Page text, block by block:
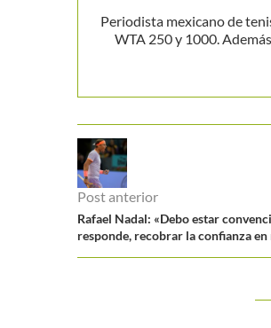
Periodista mexicano de
WTA 250 y 1000.
Post anterior
Rafael Nadal: «Debo estar
responde, recobrar la confianza